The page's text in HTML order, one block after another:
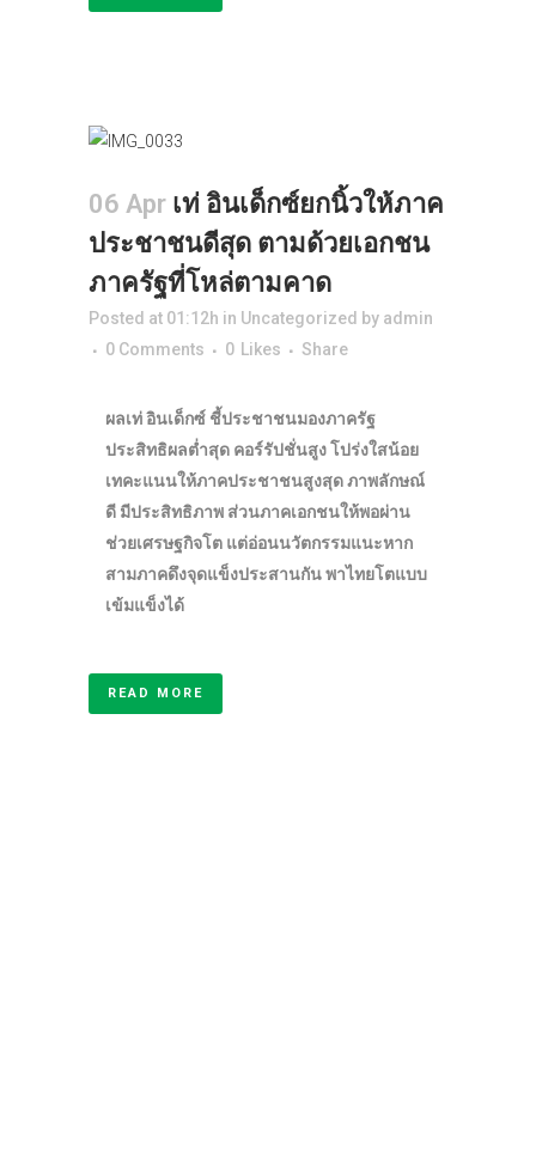
06 Apr เท่ อินเด็กซ์ยกนิ้วให้ภาค
ประชาชนดีสุด ตามด้วยเอกชน
ภาครัฐที่โหล่ตามคาด
Posted at 01:12h in Uncategorized by admin
0 Comments
0 Likes Share
ผลเท่ อินเด็กซ์ ชี้ประชาชนมองภาครัฐ
ประสิทธิผลต่ำสุด คอร์รัปชั่นสูง โปร่งใสน้อย
เทคะแนนให้ภาคประชาชนสูงสุด ภาพลักษณ์
ดี มีประสิทธิภาพ ส่วนภาคเอกชนให้พอผ่าน
ช่วยเศรษฐกิจโต แต่อ่อนนวัตกรรมแนะหาก
สามภาคดึงจุดแข็งประสานกัน พาไทยโตแบบ
เข้มแข็งได้
READ MORE